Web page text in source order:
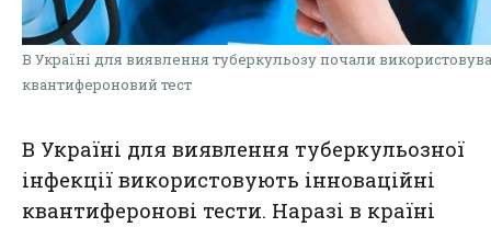
В Україні для виявлення туберкульозу почали
квантифероновий тест
В Україні для виявлення туберкульозної
інфекції використовують інноваційні
квантиферонові тести. Наразі в країні